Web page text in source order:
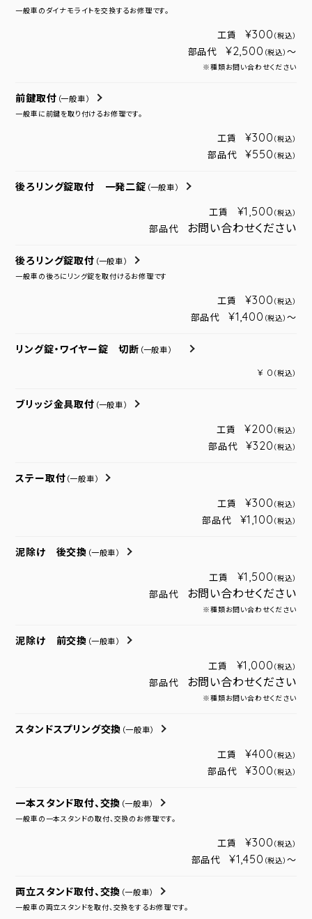
一般車のダイナモライトを交換するお修理です。
工賃 ¥300 （税込）
部品代 ¥2,500 （税込） ～
※種類お問い合わせください
前鍵取付 （一般車）
一般車に前鍵を取り付けるお修理です。
工賃 ¥300 （税込）
部品代 ¥550 （税込）
後ろリング錠取付 一発二錠 （一般車）
工賃 ¥1,500 （税込）
部品代 お問い合わせください
後ろリング錠取付 （一般車）
一般車の後ろにリング錠を取付けるお修理です
工賃 ¥300 （税込）
部品代 ¥1,400 （税込） ～
リング錠・ワイヤー錠 切断 （一般車）
¥ 0 （税込）
ブリッジ金具取付 （一般車）
工賃 ¥200 （税込）
部品代 ¥320 （税込）
ステー取付 （一般車）
工賃 ¥300 （税込）
部品代 ¥1,100 （税込）
泥除け 後交換 （一般車）
工賃 ¥1,500 （税込）
部品代 お問い合わせください
※種類お問い合わせください
泥除け 前交換 （一般車）
工賃 ¥1,000 （税込）
部品代 お問い合わせください
※種類お問い合わせください
スタンドスプリング交換 （一般車）
工賃 ¥400 （税込）
部品代 ¥300 （税込）
一本スタンド取付、交換 （一般車）
一般車の一本スタンドの取付、交換のお修理です。
工賃 ¥300 （税込）
部品代 ¥1,450 （税込） ～
両立スタンド取付、交換 （一般車）
一般車の両立スタンドを取付、交換をするお修理です。